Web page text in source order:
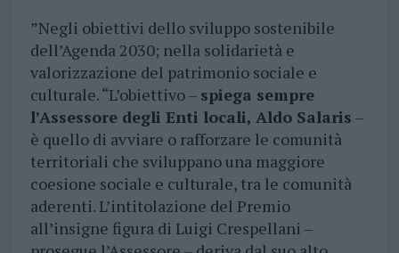
”Negli obiettivi dello sviluppo sostenibile
dell’Agenda 2030; nella solidarietà e
valorizzazione del patrimonio sociale e
culturale. “L’obiettivo – spiega sempre
l’Assessore degli Enti locali, Aldo Salaris –
è quello di avviare o rafforzare le comunità
territoriali che sviluppano una maggiore
coesione sociale e culturale, tra le comunità
aderenti. L’intitolazione del Premio
all’insigne figura di Luigi Crespellani –